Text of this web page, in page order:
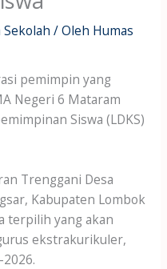
/ Oleh Humas
pemimpin yang
Negeri 6 Mataram
Siswa (LDKS)
Trenggani Desa
Kabupaten Lombok
terpilih yang akan
ekstrakurikuler,